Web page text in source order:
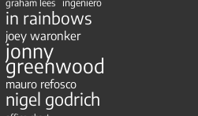
graham lees ingeniero
in rainbows
joey waronker
jonny
greenwood
mauro refosco
nigel godrich